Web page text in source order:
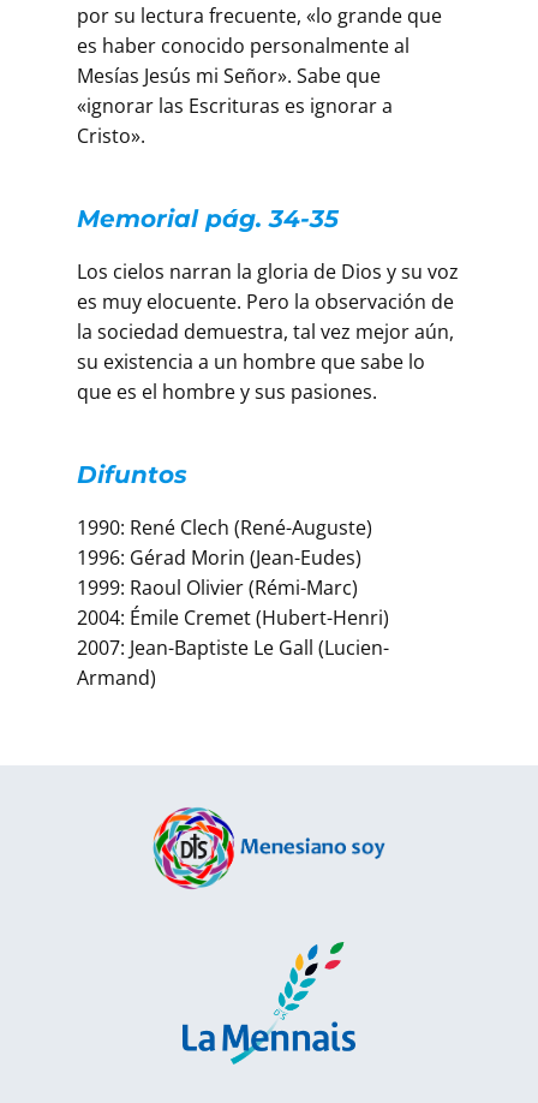
por su lectura frecuente, «lo grande que
es haber conocido personalmente al
Mesías Jesús mi Señor». Sabe que
«ignorar las Escrituras es ignorar a
Cristo».
Memorial pág. 34-35
Los cielos narran la gloria de Dios y su voz
es muy elocuente. Pero la observación de
la sociedad demuestra, tal vez mejor aún,
su existencia a un hombre que sabe lo
que es el hombre y sus pasiones.
Difuntos
1990: René Clech (René-Auguste)
1996: Gérad Morin (Jean-Eudes)
1999: Raoul Olivier (Rémi-Marc)
2004: Émile Cremet (Hubert-Henri)
2007: Jean-Baptiste Le Gall (Lucien-
Armand)